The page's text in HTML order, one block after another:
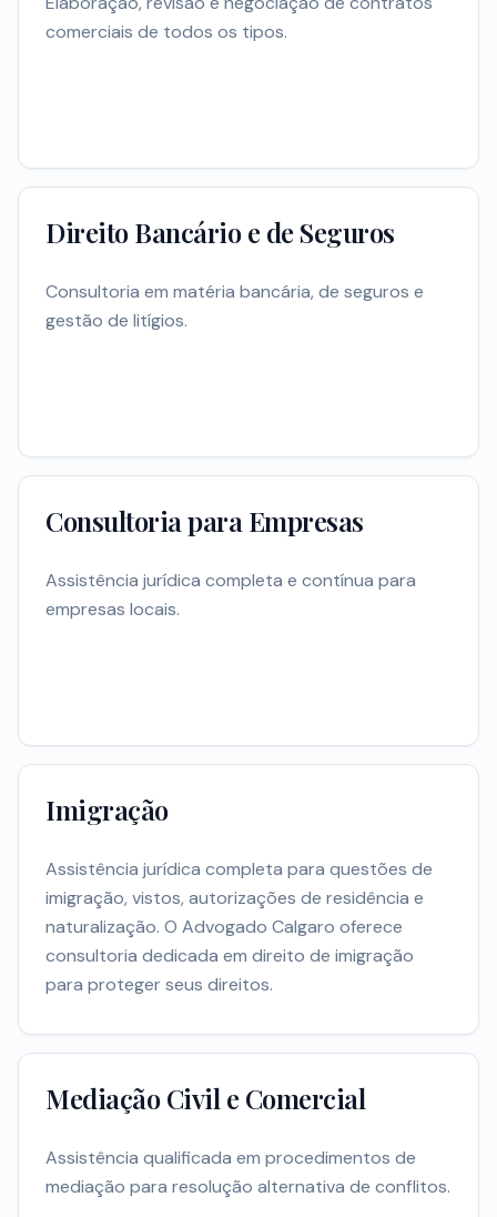
comerciais de todos os tipos.
Direito Bancário e de Seguros
Consultoria em matéria bancária, de seguros e
gestão de litígios.
Consultoria para Empresas
Assistência jurídica completa e contínua para
empresas locais.
Imigração
Assistência jurídica completa para questões de
imigração, vistos, autorizações de residência e
naturalização. O Advogado Calgaro oferece
consultoria dedicada em direito de imigração
para proteger seus direitos.
Mediação Civil e Comercial
Assistência qualificada em procedimentos de
mediação para resolução alternativa de conflitos.